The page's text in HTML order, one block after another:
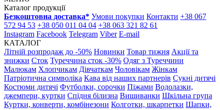
Каталог продукції
Безкоштовна доставка* Умови покупки Контакти +38 067
572 94 53 +38 050 011 04 04 +38 063 321 82 61
Instagram Facebook Telegram Viber E-mail
КАТАЛОГ
Літній розпродаж до -50% Новинки Товар тижня Акції та
знижки Сток Туреччина сток -30% Одяг з Туреччини
Малюкам Хлопчикам Дівчаткам Чоловікам Жінкам
Патріотична символіка Кава від наших партнерів Сукні дитячі
Костюми дитячі Футболки, сорочки Піжами Водолазки,
джемпери, куртки Спідня білизна Вишиванки Шкільна група
Куртки, конверти, комбінезони Колготки, шкарпетки Шапки,